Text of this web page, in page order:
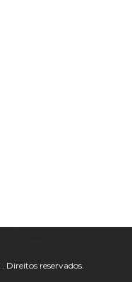
. Direitos reservados.